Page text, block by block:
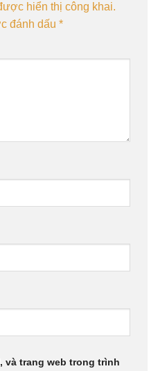
hiển thị công khai.
đánh dấu *
và trang web trong trình